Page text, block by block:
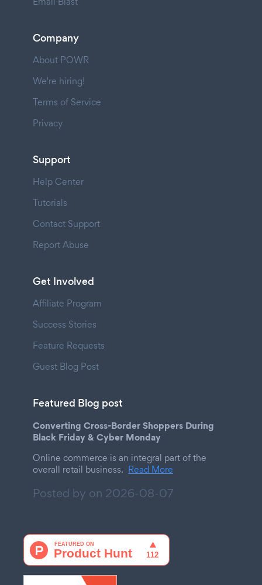
Company
About POWR
We're hiring!
Terms of Service
Privacy
Support
Help Center
Tutorials
Contact Support
Report Abuse
Get Involved
Affiliate Program
Success Stories
Feature Requests
Guest Blog Post
Featured Blog post
Converting Cross-Border Shoppers During
Black Friday & Cyber Monday
Online commerce is an integral part of the
overall retail business. Read More
Posted by on 2026-08-07